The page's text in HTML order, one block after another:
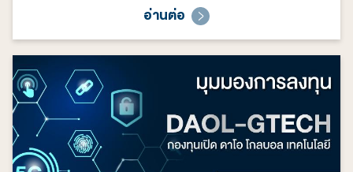
อ่านต่อ